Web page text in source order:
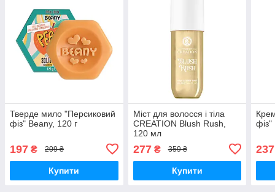
Тверде мило "Персиковий
фіз" Beany, 120 г
197 ₴ 209 ₴
Купити
Міст для волосся і тіла
CREATION Blush Rush,
120 мл
277₴ 359 ₴
Купити
237